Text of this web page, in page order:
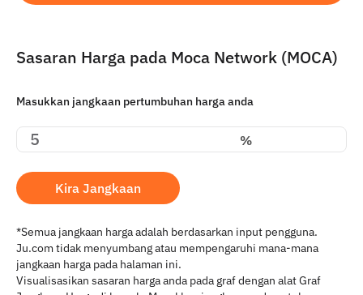
Sasaran Harga pada Moca Network (MOCA)
Masukkan jangkaan pertumbuhan harga anda
%
Kira Jangkaan
*Semua jangkaan harga adalah berdasarkan input pengguna.
Ju.com tidak menyumbang atau mempengaruhi mana-mana
jangkaan harga pada halaman ini.
Visualisasikan sasaran harga anda pada graf dengan alat Graf